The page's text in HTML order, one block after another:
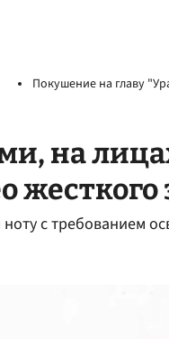
Покушение на главу
на
с требованием